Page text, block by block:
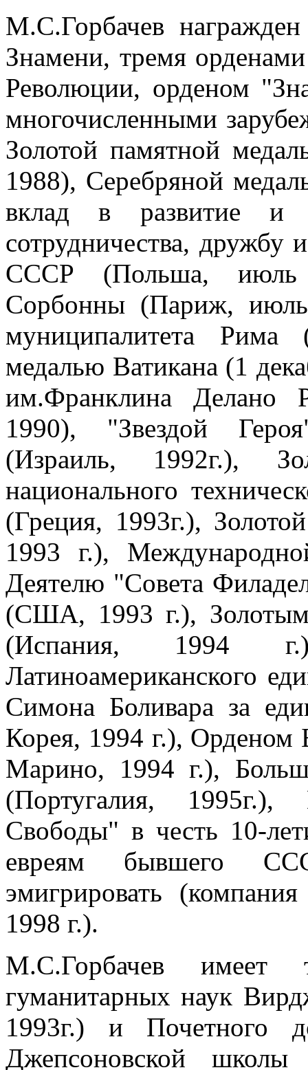
М.С.Горбачев
Знамени, тремя
Революции, орденом
многочисленными
Золотой памятной
1988), Серебряной
вклад в развитие и
сотрудничества,
СССР (Польша, июль
Сорбонны (Париж,
муниципалитета
медалью Ватикана (1
им.Франклина Делано
1990), "Звездой
(Израиль, 1992г.),
национального
(Греция, 1993г.),
1993 г.),
Деятелю "Совета
(США, 1993 г.), Золотым
(Испания, 1994
Латиноамериканского
Симона Боливара за
Корея, 1994 г.),
Марино, 1994 г.),
(Португалия,
Свободы" в честь 10-
евреям бывшего
эмигрировать
1998 г.).
М.С.Горбачев имеет
гуманитарных наук
1993г.) и Почетного
Джепсоновской